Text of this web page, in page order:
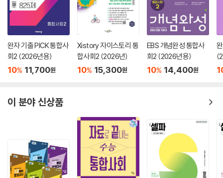
완자 기출 PICK 통합사
회2 (2026년용)
10% 11,700원
Xistory 자이스토리 통
합사회2 (2026년)
10% 15,300원
EBS 개념완성 통합사
회2 (2026년용)
10% 14,400원
이 분야 신상품